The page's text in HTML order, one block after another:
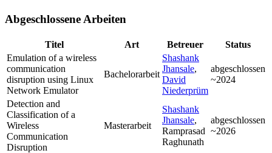
Abgeschlossene Arbeiten
Titel Art Betreuer
Status
Emulation of a wireless
communication
disruption using Linux
Network Emulator
Bachelorarbeit
Shashank
Jhansale,
David
Niederprüm
abgeschlossen
~2024
Detection and
Classification of a
Wireless
Communication
Disruption
Masterarbeit
Shashank
Jhansale,
Ramprasad
Raghunath
abgeschlossen
~2026